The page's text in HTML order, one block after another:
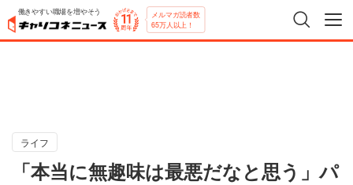
働きやすい職場を増やそう メルマガ読者数
65万人以上！
ライフ
「本当に無趣味は最悪だなと思う」パ